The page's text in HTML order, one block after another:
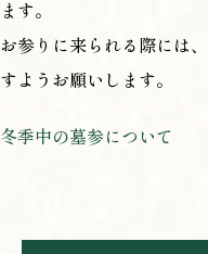
ます。
お参りに来られる際には
すようお願いします。
冬季中の墓参について